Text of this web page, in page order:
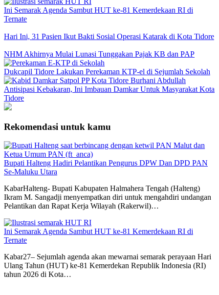
Ini Semarak Agenda Sambut HUT ke-81 Kemerdekaan RI di
Ternate
Hari Ini, 31 Pasien Ikut Bakti Sosial Operasi Katarak di Kota Tidore
NHM Akhirnya Mulai Lunasi Tunggakan Pajak KB dan PAP
Dukcapil Tidore Lakukan Perekaman KTP-el di Sejumlah Sekolah
Antisipasi Kebakaran, Ini Imbauan Damkar Untuk Masyarakat Kota
Tidore
Rekomendasi untuk kamu
Bupati Halteng Hadiri Pelantikan Pengurus DPW Dan DPD PAN
Se-Maluku Utara
KabarHalteng- Bupati Kabupaten Halmahera Tengah (Halteng)
Ikram M. Sangadji menyempatkan diri untuk mengahdiri undangan
Pelantikan dan Rapat Kerja Wilayah (Rakerwil)…
Ini Semarak Agenda Sambut HUT ke-81 Kemerdekaan RI di
Ternate
Kabar27– Sejumlah agenda akan mewarnai semarak perayaan Hari
Ulang Tahun (HUT) ke-81 Kemerdekan Republik Indonesia (RI)
tahun 2026 di Kota…